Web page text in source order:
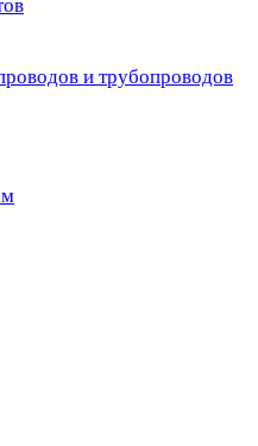
и трубопроводов